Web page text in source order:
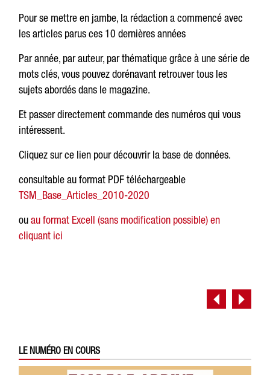
Pour se mettre en jambe, la rédaction a commencé avec
les articles parus ces 10 dernières années
Par année, par auteur, par thématique grâce à une série de
mots clés, vous pouvez dorénavant retrouver tous les
sujets abordés dans le magazine.
Et passer directement commande des numéros qui vous
intéressent.
Cliquez sur ce lien pour découvrir la base de données.
consultable au format PDF téléchargeable
TSM_Base_Articles_2010-2020
ouau format Excell (sans modification possible) en
cliquant ici
LE NUMÉRO EN COURS